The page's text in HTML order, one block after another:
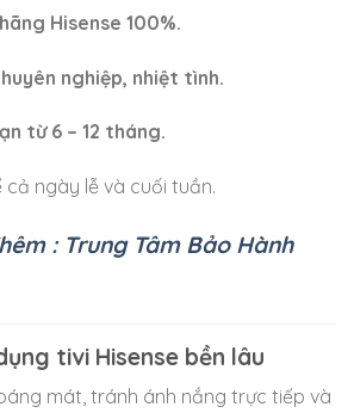
Hisense 100%.
nghiệp, nhiệt tình.
từ 6 – 12 tháng.
cả ngày lễ và cuối tuần.
: Trung Tâm Bảo Hành
tivi Hisense bền lâu
mát, tránh ánh nắng trực tiếp và